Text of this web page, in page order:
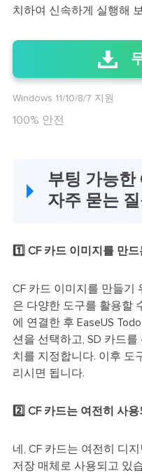
치하여 신속하게 실행해
Windows 11/10/8/7 지원
100% 안전
부팅 가능한
자주 묻는 질
1️⃣ CF 카드 이미지를 만
CF 카드 이미지를 만들기
은 다양한 도구를 활용할
에 연결한 후 EaseUS
션을 선택하고, SD 카드
치를 지정합니다. 이후 도
리시면 됩니다.
2️⃣ CF 카드는 여전히 사
네, CF 카드는 여전히 디
저장 매체로 사용되고 있